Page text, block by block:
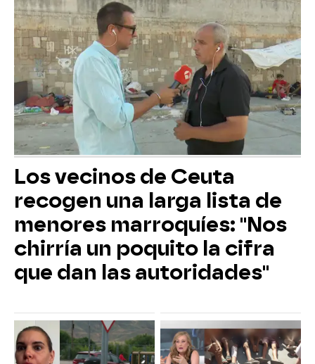
Los vecinos de Ceuta
recogen una larga lista de
menores marroquíes: "Nos
chirría un poquito la cifra
que dan las autoridades"